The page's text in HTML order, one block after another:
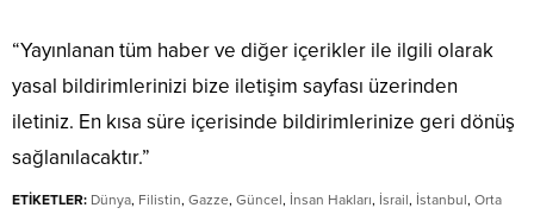
“Yayınlanan tüm haber ve diğer içerikler ile ilgili olarak
yasal bildirimlerinizi bize iletişim sayfası üzerinden
iletiniz. En kısa süre içerisinde bildirimlerinize geri dönüş
sağlanılacaktır.”
ETİKETLER: Dünya, Filistin, Gazze, Güncel, İnsan Hakları, İsrail, İstanbul, Orta